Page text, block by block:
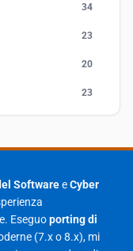
34
23
20
23
1
23
27
SoftwareeCyber
Eseguoporting di
(7.x o 8.x), mi